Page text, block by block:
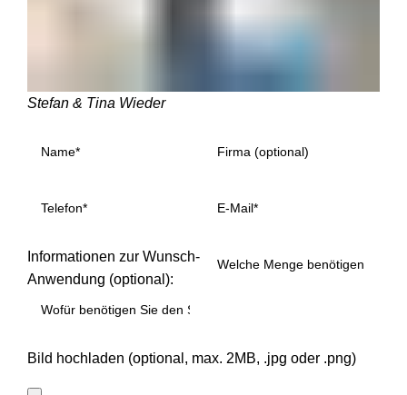
Stefan & Tina Wieder
Informationen zur Wunsch-
Anwendung (optional):
Bild hochladen (optional, max. 2MB, .jpg oder .png)